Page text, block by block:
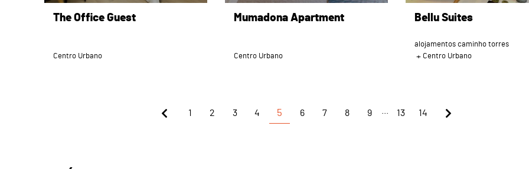
The Office Guest
Centro Urbano
Mumadona Apartment
Centro Urbano
Bellu Suites
alojamentos caminho torres
Centro Urbano
1 2 3 4 5 6 7 8 9 13 14